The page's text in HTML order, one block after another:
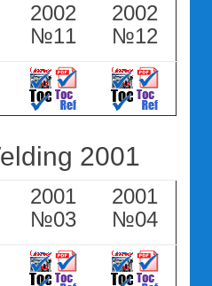
2002
№11
2002
№12
2001
2001
№03
2001
№04